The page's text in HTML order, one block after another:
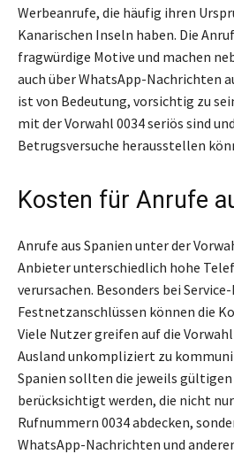
Werbeanrufe, die häufig ihren
Kanarischen Inseln haben. Die
fragwürdige Motive und machen
auch über WhatsApp-Nachrichten
ist von Bedeutung, vorsichtig zu
mit der Vorwahl 0034 seriös sind
Betrugsversuche herausstellen
Kosten für Anrufe
Anrufe aus Spanien unter der
Anbieter unterschiedlich hohe
verursachen. Besonders bei
Festnetzanschlüssen können die
Viele Nutzer greifen auf die
Ausland unkompliziert zu
Spanien sollten die jeweils
berücksichtigt werden, die nicht
Rufnummern 0034 abdecken,
WhatsApp-Nachrichten und